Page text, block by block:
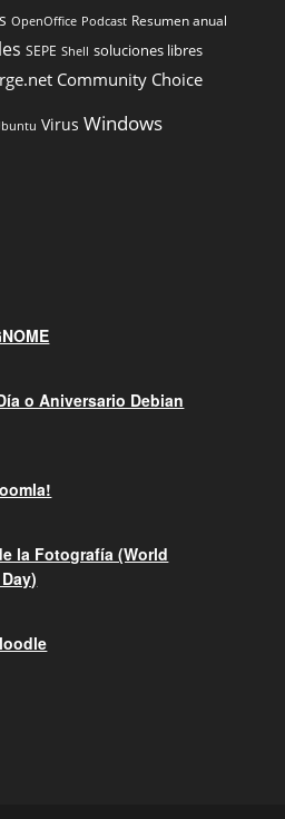
OpenOffice Podcast Resumen anual
SEPE Shell soluciones libres
Community Choice
Virus Windows
o Aniversario Debian
la Fotografía (World